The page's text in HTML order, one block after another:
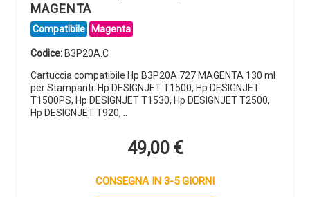
MAGENTA
Compatibile Magenta
Codice: B3P20A.C
Cartuccia compatibile Hp B3P20A 727 MAGENTA 130 ml
per Stampanti: Hp DESIGNJET T1500, Hp DESIGNJET
T1500PS, Hp DESIGNJET T1530, Hp DESIGNJET T2500,
Hp DESIGNJET T920,…
49,00 €
CONSEGNA IN 3-5 GIORNI